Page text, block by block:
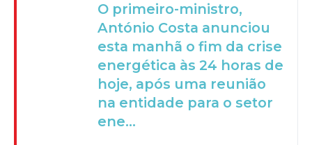
O primeiro-ministro,
António Costa anunciou
esta manhã o fim da crise
energética às 24 horas de
hoje, após uma reunião
na entidade para o setor
ene...